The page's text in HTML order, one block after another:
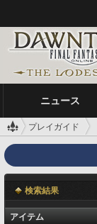
ニュース
プレイガイド
検索結果
アイテム